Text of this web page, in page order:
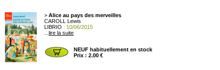
> Alice au pays des merveilles
CAROLL Lewis
LIBRIO : 10/06/2015
lire la suite
NEUF habituellement en stock
Prix : 2.00 €